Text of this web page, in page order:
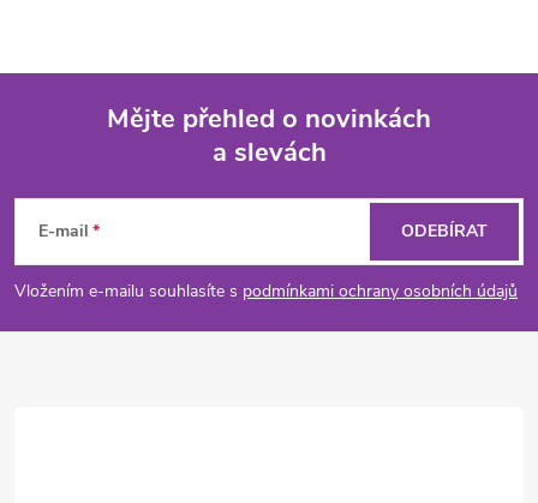
p
a
Mějte přehled o novinkách
a slevách
E-mail
Vložením e-mailu souhlasíte s podmínkami ochrany osobních údajů
ODEBÍRAT